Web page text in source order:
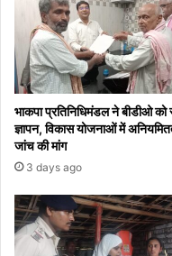
करियर,
इंडिया
में
वापसी
मुश्किल!
भाकपा प्रतिनिधिमंडल ने बीडीओ को
ज्ञापन, विकास योजनाओं में
जांच की मांग
3 days ago